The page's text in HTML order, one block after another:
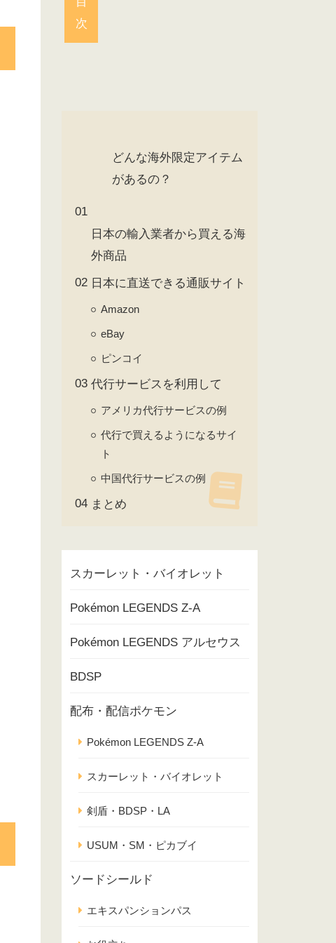
次
どんな海外限定アイテム
があるの？
日本の輸入業者から買える海
外商品
日本に直送できる通販サイト
Amazon
eBay
ピンコイ
代行サービスを利用して
アメリカ代行サービスの例
代行で買えるようになるサイ
ト
中国代行サービスの例
まとめ
スカーレット・バイオレット
Pokémon LEGENDS Z-A
Pokémon LEGENDS アルセウス
BDSP
配布・配信ポケモン
Pokémon LEGENDS Z-A
スカーレット・バイオレット
剣盾・BDSP・LA
USUM・SM・ピカブイ
ソードシールド
エキスパンションパス